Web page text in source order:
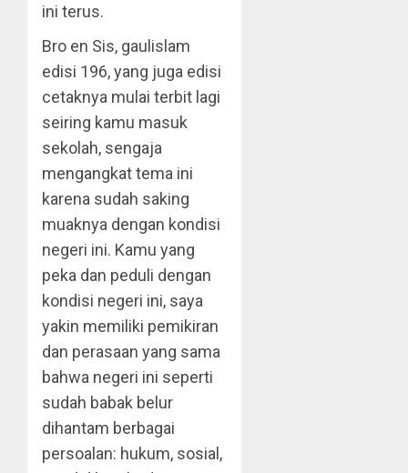
ini terus.
Bro en Sis, gaulislam
edisi 196, yang juga edisi
cetaknya mulai terbit lagi
seiring kamu masuk
sekolah, sengaja
mengangkat tema ini
karena sudah saking
muaknya dengan kondisi
negeri ini. Kamu yang
peka dan peduli dengan
kondisi negeri ini, saya
yakin memiliki pemikiran
dan perasaan yang sama
bahwa negeri ini seperti
sudah babak belur
dihantam berbagai
persoalan: hukum, sosial,